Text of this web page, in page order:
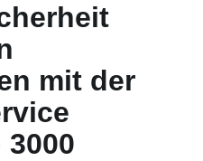
mit der
3000